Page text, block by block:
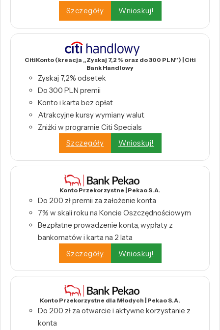
Szczegóły
Wnioskuj!
CitiKonto (kreacja „Zyskaj 7,2 % oraz do 300 PLN”) | Citi
Bank Handlowy
Zyskaj 7,2% odsetek
Do 300 PLN premii
Konto i karta bez opłat
Atrakcyjne kursy wymiany walut
Zniżki w programie Citi Specials
Szczegóły
Wnioskuj!
Konto Przekorzystne | Pekao S.A.
Do 200 zł premii za założenie konta
7% w skali roku na Koncie Oszczędnościowym
Bezpłatne prowadzenie konta, wypłaty z
bankomatów i karta na 2 lata
Szczegóły
Wnioskuj!
Konto Przekorzystne dla Młodych | Pekao S.A.
Do 200 zł za otwarcie i aktywne korzystanie z
konta